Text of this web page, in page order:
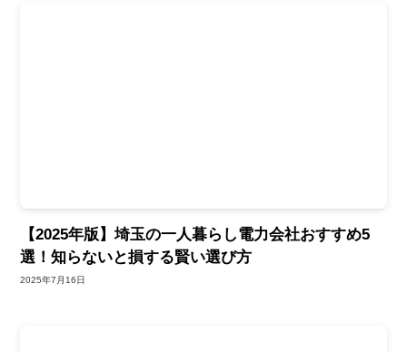
【2025年版】埼玉の一人暮らし電力会社おすすめ5
選！知らないと損する賢い選び方
2025年7月16日